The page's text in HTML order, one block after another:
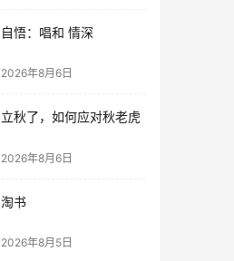
自悟：唱和 情深
2026年8月6日
立秋了，如何应对秋老虎
2026年8月6日
淘书
2026年8月5日